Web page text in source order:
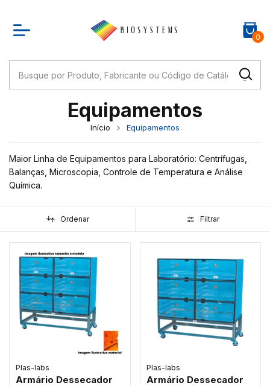
0
Equipamentos
Início Equipamentos
Maior Linha de Equipamentos para Laboratório: Centrífugas,
Balanças, Microscopia, Controle de Temperatura e Análise
Química.
Ordenar Filtrar
Plas-labs
Armário Dessecador
Plas-labs
Armário Dessecador